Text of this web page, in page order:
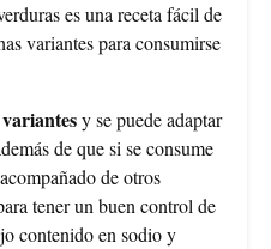
es una receta fácil de
variantes para consumirse
y se puede adaptar
de que si se consume
de otros
tener un buen control de
contenido en sodio y